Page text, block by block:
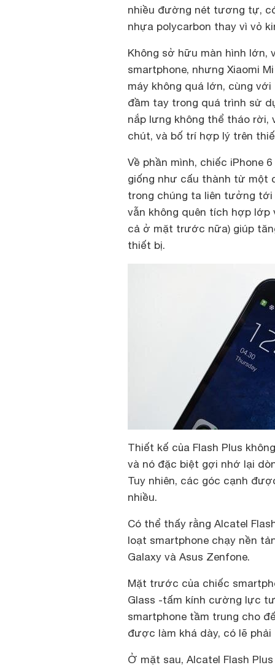
nhiều đường nét tương tự,
nhựa polycarbon thay vì vỏ
Không sở hữu màn hình lớn,
smartphone, nhưng Xiaomi
máy không quá lớn, cùng
đầm tay trong quá trình sử
nắp lưng không thể tháo
chút, và bố trí hợp lý trên
Về phần mình, chiếc iPhone
giống như cấu thành từ một
trong chúng ta liên tưởng tới
vẫn không quên tích hợp
cả ở mặt trước nữa) giúp
thiết bị.
Thiết kế của Flash Plus
và nó đặc biệt gợi nhớ lại
Tuy nhiên, các góc cạnh
nhiều.
Có thể thấy rằng Alcatel
loạt smartphone chạy nền
Galaxy và Asus Zenfone.
Mặt trước của chiếc
Glass -tấm kính cường lực
smartphone tầm trung cho
được làm khá dày, có lẽ
Ở mặt sau, Alcatel Flash